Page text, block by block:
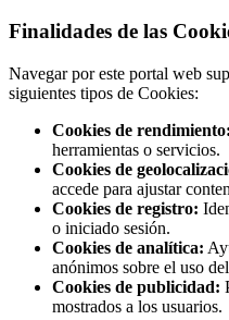
Finalidades de las
Navegar por este portal web
siguientes tipos de Cookies:
Cookies de rendimiento:
herramientas o servicios.
Cookies de
accede para ajustar
Cookies de registro:
o iniciado sesión.
Cookies de analítica:
anónimos sobre el uso
Cookies de publicidad:
mostrados a los usuarios.